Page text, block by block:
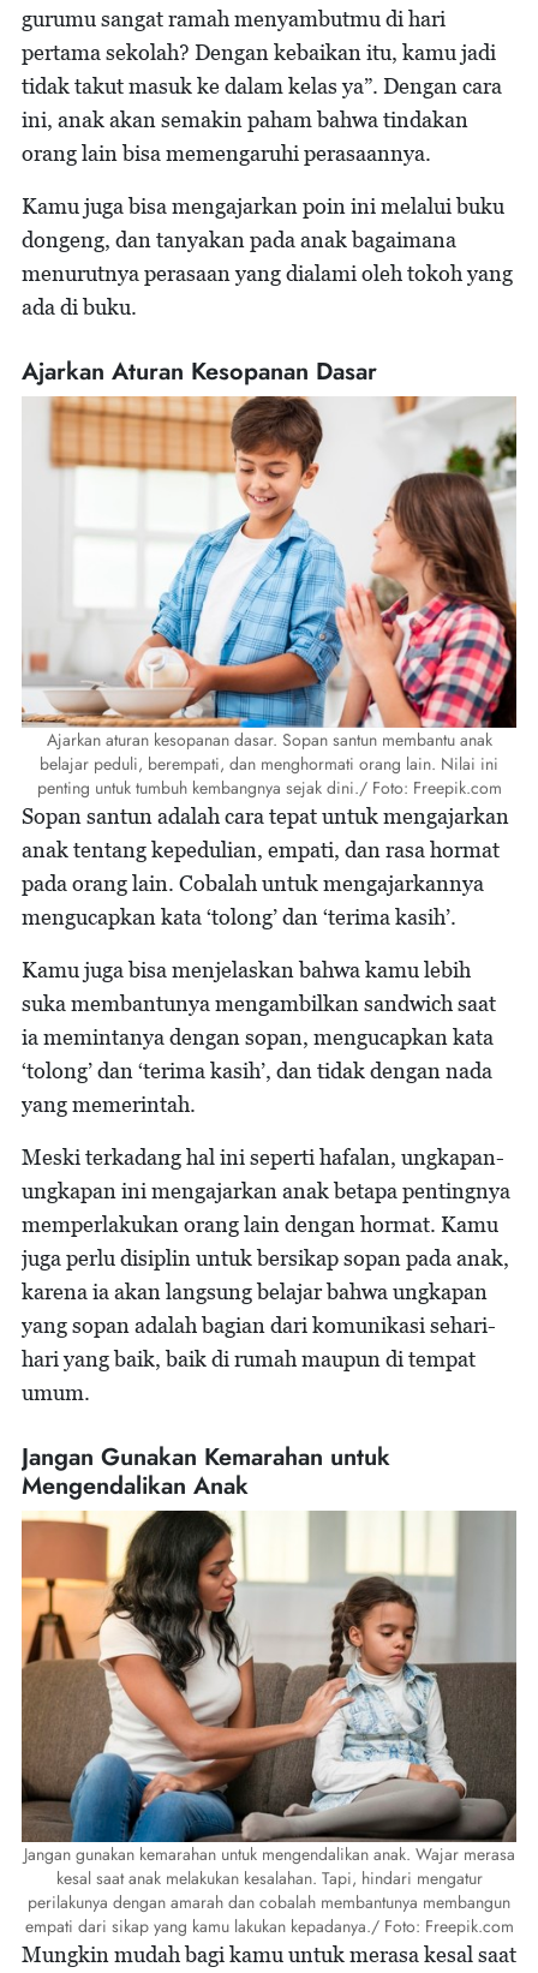
gurumu sangat ramah menyambutmu di hari
pertama sekolah? Dengan kebaikan itu, kamu jadi
tidak takut masuk ke dalam kelas ya”. Dengan cara
ini, anak akan semakin paham bahwa tindakan
orang lain bisa memengaruhi perasaannya.
Kamu juga bisa mengajarkan poin ini melalui buku
dongeng, dan tanyakan pada anak bagaimana
menurutnya perasaan yang dialami oleh tokoh yang
ada di buku.
Ajarkan Aturan Kesopanan Dasar
Ajarkan aturan kesopanan dasar. Sopan santun membantu anak
belajar peduli, berempati, dan menghormati orang lain. Nilai ini
penting untuk tumbuh kembangnya sejak dini./ Foto: Freepik.com
Sopan santun adalah cara tepat untuk mengajarkan
anak tentang kepedulian, empati, dan rasa hormat
pada orang lain. Cobalah untuk mengajarkannya
mengucapkan kata ‘tolong’ dan ‘terima kasih’.
Kamu juga bisa menjelaskan bahwa kamu lebih
suka membantunya mengambilkan sandwich saat
ia memintanya dengan sopan, mengucapkan kata
‘tolong’ dan ‘terima kasih’, dan tidak dengan nada
yang memerintah.
Meski terkadang hal ini seperti hafalan, ungkapan-
ungkapan ini mengajarkan anak betapa pentingnya
memperlakukan orang lain dengan hormat. Kamu
juga perlu disiplin untuk bersikap sopan pada anak,
karena ia akan langsung belajar bahwa ungkapan
yang sopan adalah bagian dari komunikasi sehari-
hari yang baik, baik di rumah maupun di tempat
umum.
Jangan Gunakan Kemarahan untuk
Mengendalikan Anak
Jangan gunakan kemarahan untuk mengendalikan anak. Wajar merasa
kesal saat anak melakukan kesalahan. Tapi, hindari mengatur
perilakunya dengan amarah dan cobalah membantunya membangun
empati dari sikap yang kamu lakukan kepadanya./ Foto: Freepik.com
Mungkin mudah bagi kamu untuk merasa kesal saat